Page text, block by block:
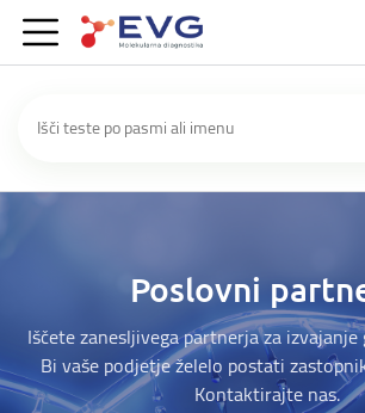
Poslovni
Iščete zanesljivega partnerja za
Bi vaše podjetje želelo postati
Kontaktirajte nas.